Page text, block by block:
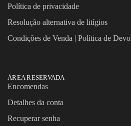
Política de privacidade
Resolução alternativa de litígios
Condições de Venda | Política de
ÁREA RESERVADA
Encomendas
Detalhes da conta
Recuperar senha